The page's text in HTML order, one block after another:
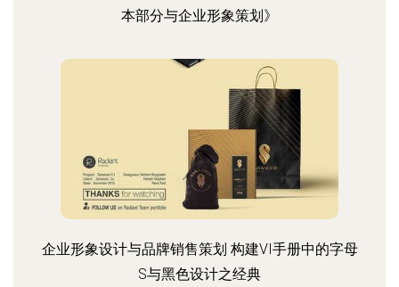
本部分与企业形象策划》
企业形象设计与品牌销售策划 构建VI手册中的字母
S与黑色设计之经典